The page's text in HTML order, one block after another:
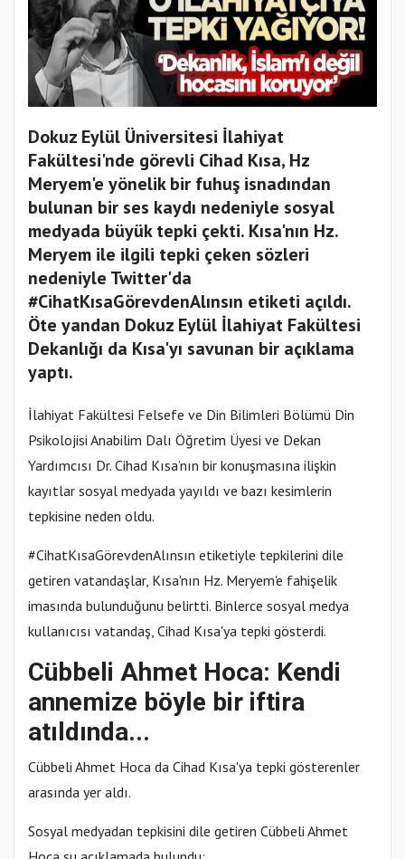
Dokuz Eylül Üniversitesi İlahiyat
Fakültesi'nde görevli Cihad Kısa, Hz
Meryem'e yönelik bir fuhuş isnadından
bulunan bir ses kaydı nedeniyle sosyal
medyada büyük tepki çekti. Kısa'nın Hz.
Meryem ile ilgili tepki çeken sözleri
nedeniyle Twitter'da
#CihatKısaGörevdenAlınsın etiketi açıldı.
Öte yandan Dokuz Eylül İlahiyat Fakültesi
Dekanlığı da Kısa'yı savunan bir açıklama
yaptı.
İlahiyat Fakültesi Felsefe ve Din Bilimleri Bölümü Din
Psikolojisi Anabilim Dalı Öğretim Üyesi ve Dekan
Yardımcısı Dr. Cihad Kısa’nın bir konuşmasına ilişkin
kayıtlar sosyal medyada yayıldı ve bazı kesimlerin
tepkisine neden oldu.
#CihatKısaGörevdenAlınsın etiketiyle tepkilerini dile
getiren vatandaşlar, Kısa'nın Hz. Meryem'e fahişelik
imasında bulunduğunu belirtti. Binlerce sosyal medya
kullanıcısı vatandaş, Cihad Kısa'ya tepki gösterdi.
Cübbeli Ahmet Hoca: Kendi
annemize böyle bir iftira
atıldında...
Cübbeli Ahmet Hoca da Cihad Kısa'ya tepki gösterenler
arasında yer aldı.
Sosyal medyadan tepkisini dile getiren Cübbeli Ahmet